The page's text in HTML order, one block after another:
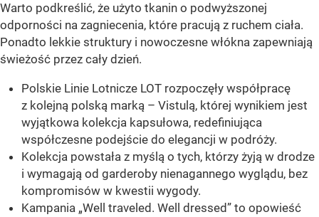
Warto podkreślić, że użyto tkanin o podwyższonej
odporności na zagniecenia, które pracują z ruchem ciała.
Ponadto lekkie struktury i nowoczesne włókna zapewniają
świeżość przez cały dzień.
Polskie Linie Lotnicze LOT rozpoczęły współpracę
z kolejną polską marką – Vistulą, której wynikiem jest
wyjątkowa kolekcja kapsułowa, redefiniująca
współczesne podejście do elegancji w podróży.
Kolekcja powstała z myślą o tych, którzy żyją w drodze
i wymagają od garderoby nienagannego wyglądu, bez
kompromisów w kwestii wygody.
Kampania „Well traveled. Well dressed” to opowieść